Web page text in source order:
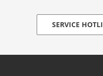
SERVICE